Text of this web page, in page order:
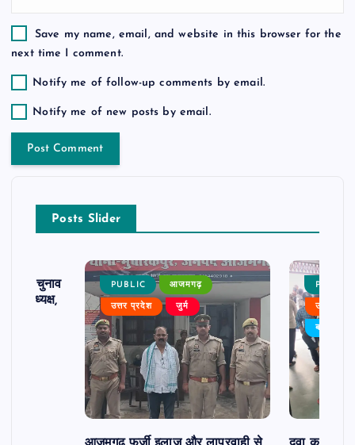
Save my name, email, and website in this browser for the
next time I comment.
Notify me of follow-up comments by email.
Notify me of new posts by email.
Posts Slider
का चुनाव
बने अध्यक्ष,
PUBLIC आजमगढ़
उत्तर प्रदेश जुर्म
PUBLIC
उत्तर
बड़ी खबर